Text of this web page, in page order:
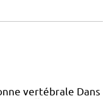
vertébrale Dans